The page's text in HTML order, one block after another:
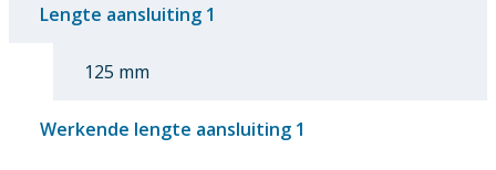
Lengte aansluiting 1
125 mm
Werkende lengte aansluiting 1